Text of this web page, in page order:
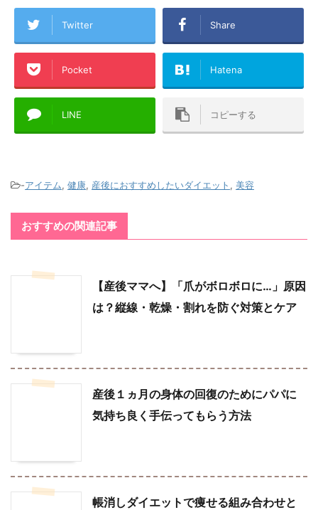
Twitter Share
Pocket Hatena
LINE コピーする
-アイテム, 健康, 産後におすすめしたいダイエット , 美容
おすすめの関連記事
【産後ママへ】「爪がボロボロに…」原因
は？縦線・乾燥・割れを防ぐ対策とケア
産後１ヵ月の身体の回復のためにパパに
気持ち良く手伝ってもらう方法
帳消しダイエットで痩せる組み合わせと